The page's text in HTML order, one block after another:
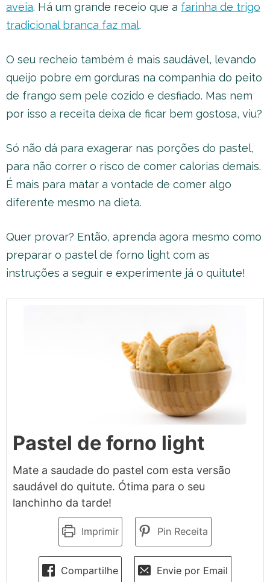
aveia. Há um grande receio que a farinha de trigo
tradicional branca faz mal.
O seu recheio também é mais saudável, levando
queijo pobre em gorduras na companhia do peito
de frango sem pele cozido e desfiado. Mas nem
por isso a receita deixa de ficar bem gostosa, viu?
Só não dá para exagerar nas porções do pastel,
para não correr o risco de comer calorias demais.
É mais para matar a vontade de comer algo
diferente mesmo na dieta.
Quer provar? Então, aprenda agora mesmo como
preparar o pastel de forno light com as
instruções a seguir e experimente já o quitute!
Pastel de forno light
Mate a saudade do pastel com esta versão
saudável do quitute. Ótima para o seu
lanchinho da tarde!
Imprimir Pin Receita
Compartilhe Envie por Email